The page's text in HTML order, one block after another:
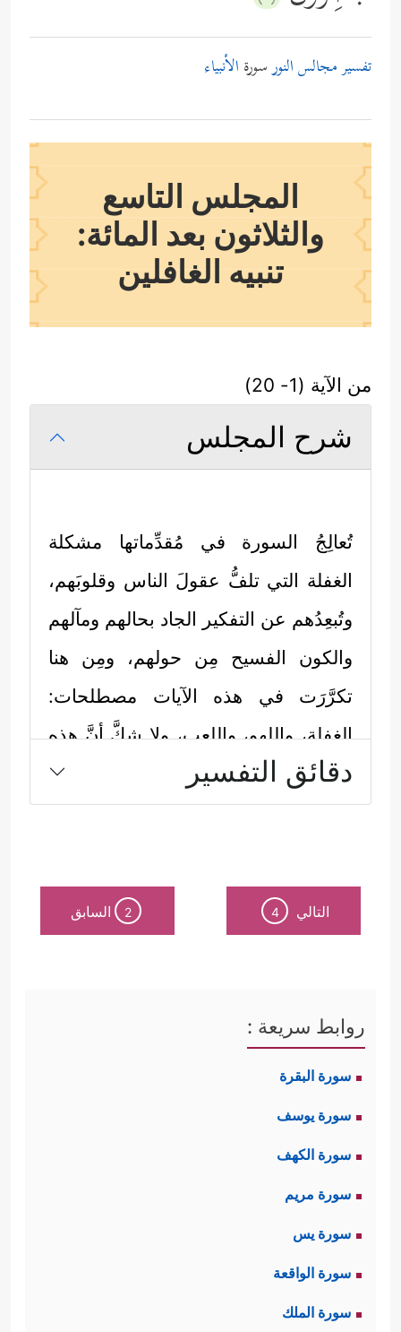
تفسير مجالس النورسورة الأنبياء
المجلس التاسع
والثلاثون بعد المائة:
تنبيه الغافلين
من الآية (1- 20)
شرح المجلس
تُعالِجُ السورة في مُقدِّماتها مشكلة
الغفلة التي تلفُّ عقولَ الناس وقلوبَهم،
وتُبعِدُهم عن التفكير الجاد بحالهم ومآلهم
والكون الفسيح مِن حولهم، ومِن هنا
تكرَّرَت في هذه الآيات مصطلحات:
الغفلة، واللهو، واللعب، ولا شكَّ أنَّ هذه
إحدى أهم أسباب الضلالة والإعراض عن
النهج الحقِّ، ويمكن استخلاص طريقة
الآتية:
أولًا: وصف القرآن هذه الظاهرة وصفًا
فِی غَفۡلَةࣲ مُّعۡرِضُونَ﴾
غَفلَتهم حتى عن التفكير في ما
ينتظرهم، ثم قال:
رَّبِّهِم مُّحۡدَثٍ إِلَّا ٱسۡتَمَعُوهُ وَهُمۡ یَلۡعَبُونَ﴾
يُكلِّفُون أنفسَهم النظرَ في الكلام الذي
يسمَعُونَه ولو كان فيه خيرهم، ثم يُشيرُ
القرآن إشارةً سريعةً إلى سبب هذه
دقائق التفسير
التالي 4
2 السابق
روابط سريعة :
سورة البقرة
سورة يوسف
سورة الكهف
سورة مريم
سورة يس
سورة الواقعة
سورة الملك